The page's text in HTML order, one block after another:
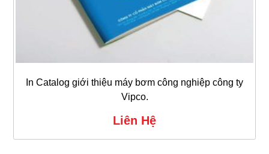
In Catalog giới thiệu máy bơm công nghiệp công ty
Vipco.
Liên Hệ